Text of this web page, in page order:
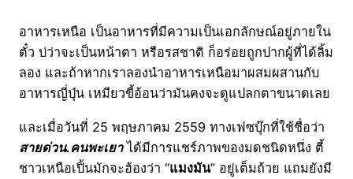
อาหารเหนือ เป็นอาหารที่มีความเป็นเอกลักษณ์อยู่ภายใน
ตั๋ว บ่ว่าจะเป็นหน้าตา หรือรสชาติ ก็อร่อยถูกปากผู้ที่ได้ลิ้ม
ลอง และถ้าหากเราลองนำอาหารเหนือมาผสมผสานกับ
อาหารญี่ปุ่น เหมียวขี้อ้อนว่ามันคงจะดูแปลกตาขนาดเลย
และเมื่อวันที่ 25 พฤษภาคม 2559 ทางเฟซบุ๊กที่ใช้ชื่อว่า
สายด่วน.คนพะเยา ได้มีการแชร์ภาพของมดชนิดหนึ่ง ตี้
ชาวเหนือเปิ้นมักจะฮ้องว่า “แมงมัน” อยู่เต็มถ้วย แถมยังมี